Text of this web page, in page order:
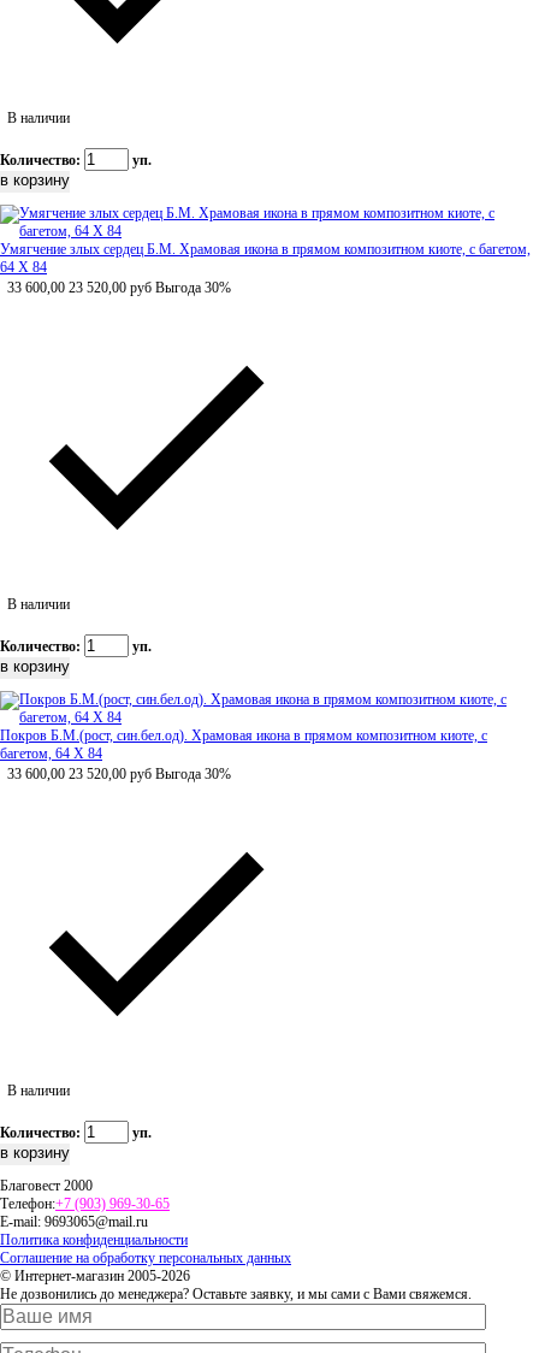
В наличии
Количество: уп.
Умягчение злых сердец Б.М. Храмовая икона в прямом композитном киоте, с багетом,
64 Х 84
33 600,00 23 520,00 руб Выгода 30%
В наличии
Количество: уп.
Покров Б.М.(рост, син.бел.од). Храмовая икона в прямом композитном киоте, с
багетом, 64 Х 84
33 600,00 23 520,00 руб Выгода 30%
В наличии
Количество: уп.
Благовест 2000
Телефон:+7 (903) 969-30-65
E-mail: 9693065@mail.ru
Политика конфиденциальности
Соглашение на обработку персональных данных
© Интернет-магазин 2005-2026
Не дозвонились до менеджера? Оставьте заявку, и мы сами с Вами свяжемся.